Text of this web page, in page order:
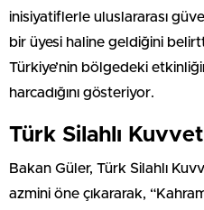
inisiyatiflerle uluslararası
bir üyesi haline geldiğini
Türkiye’nin bölgedeki
harcadığını gösteriyor.
Türk Silahlı
Bakan Güler, Türk Silahlı
azmini öne çıkararak,